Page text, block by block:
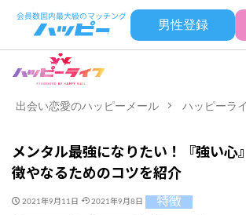
男性登録
出会い恋愛のハッピーメール ハッピーラ
メンタル最強になりたい！『強い心
徴やなるためのコツを紹介
2021年9月11日 2021年9月8日 特徴